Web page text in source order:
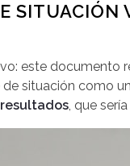
SITUACIÓN
este documento
situación como
, que